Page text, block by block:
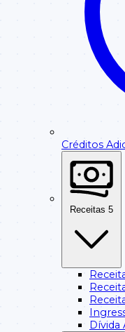
Créditos
Receitas 5
Dívida